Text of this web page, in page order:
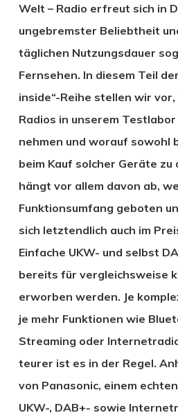
Welt – Radio erfreut sich in
ungebremster Beliebtheit
täglichen Nutzungsdauer
Fernsehen. In diesem Teil
inside“-Reihe stellen wir
Radios in unserem
nehmen und worauf sowohl
beim Kauf solcher Geräte zu
hängt vor allem davon ab,
Funktionsumfang geboten
sich letztendlich auch im
Einfache UKW- und selbst
bereits für vergleichsweise
erworben werden. Je
je mehr Funktionen wie
Streaming oder
teurer ist es in der Regel.
von Panasonic, einem
UKW-, DAB+- sowie